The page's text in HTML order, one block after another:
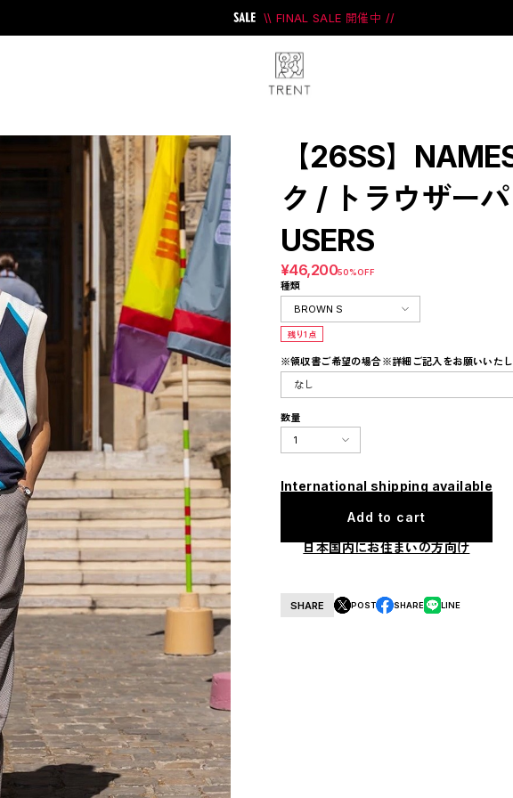
\\ FINAL SALE 開催中 //
Bell #Perks And Mini #PRANK PROJECT
【26SS】
ク / トラウザー
USERS
¥46,20050%OFF
種類
残り1点
※領収書ご希望の場合※詳細ご記入をお願いいた
数量
International shipping available
Add to cart
日本国内にお住まいの方向け
SHARE POST SHARE LINE